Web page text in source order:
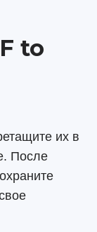
to
их в
После